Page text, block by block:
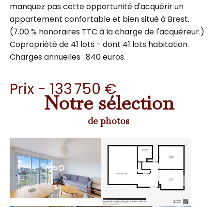
manquez pas cette opportunité d'acquérir un
appartement confortable et bien situé à Brest.
(7.00 % honoraires TTC à la charge de l'acquéreur.)
Copropriété de 41 lots - dont 41 lots habitation.
Charges annuelles : 840 euros.
Prix - 133 750 €
Notre sélection
de photos